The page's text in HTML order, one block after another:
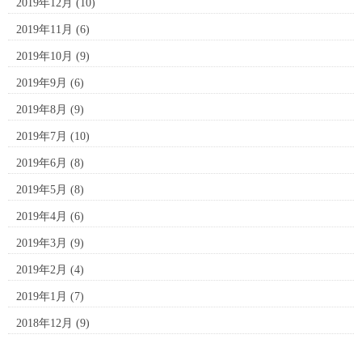
2019年12月 (10)
2019年11月 (6)
2019年10月 (9)
2019年9月 (6)
2019年8月 (9)
2019年7月 (10)
2019年6月 (8)
2019年5月 (8)
2019年4月 (6)
2019年3月 (9)
2019年2月 (4)
2019年1月 (7)
2018年12月 (9)